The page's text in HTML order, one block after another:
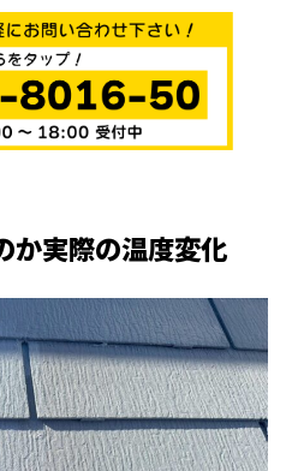
か実際の温度変化